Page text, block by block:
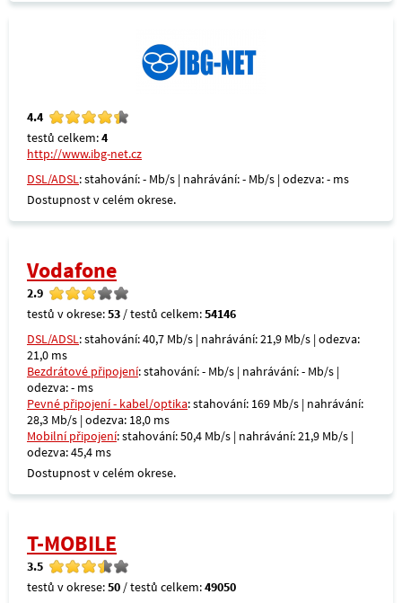
4.4
testů celkem:4
http://www.ibg-net.cz
DSL/ADSL: stahování: - Mb/s | nahrávání: - Mb/s | odezva: - ms
Dostupnost v celém okrese.
Vodafone
2.9
testů v okrese:53 / testů celkem:54146
DSL/ADSL: stahování: 40,7 Mb/s | nahrávání: 21,9 Mb/s | odezva:
21,0 ms
Bezdrátové připojení: stahování: - Mb/s | nahrávání: - Mb/s |
odezva: - ms
Pevné připojení - kabel/optika: stahování: 169 Mb/s | nahrávání:
28,3 Mb/s | odezva: 18,0 ms
Mobilní připojení: stahování: 50,4 Mb/s | nahrávání: 21,9 Mb/s |
odezva: 45,4 ms
Dostupnost v celém okrese.
T-MOBILE
3.5
testů v okrese:50 / testů celkem:49050